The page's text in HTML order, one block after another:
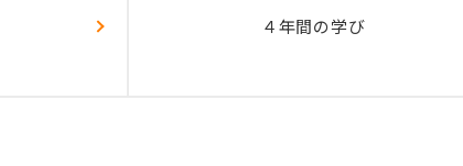
４年間の学び